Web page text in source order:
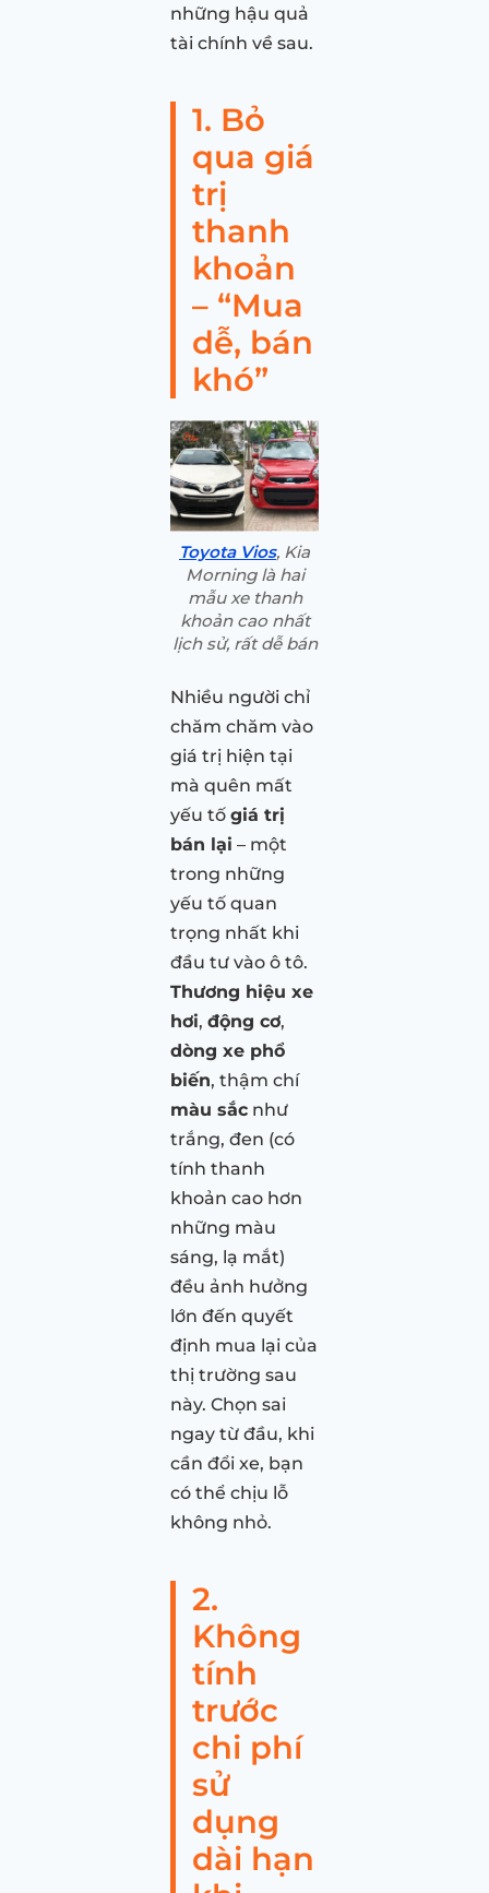
những hậu quả
tài chính về sau.
1. Bỏ
qua giá
trị
thanh
khoản
– “Mua
dễ, bán
khó”
Toyota Vios, Kia
Morning là hai
mẫu xe thanh
khoản cao nhất
lịch sử, rất dễ bán
Nhiều người chỉ
chăm chăm vào
giá trị hiện tại
mà quên mất
yếu tố giá trị
bán lại – một
trong những
yếu tố quan
trọng nhất khi
đầu tư vào ô tô.
Thương hiệu xe
hơi, động cơ,
dòng xe phổ
biến, thậm chí
màu sắc như
trắng, đen (có
tính thanh
khoản cao hơn
những màu
sáng, lạ mắt)
đều ảnh hưởng
lớn đến quyết
định mua lại của
thị trường sau
này. Chọn sai
ngay từ đầu, khi
cần đổi xe, bạn
có thể chịu lỗ
không nhỏ.
2.
Không
tính
trước
chi phí
sử
dụng
dài hạn